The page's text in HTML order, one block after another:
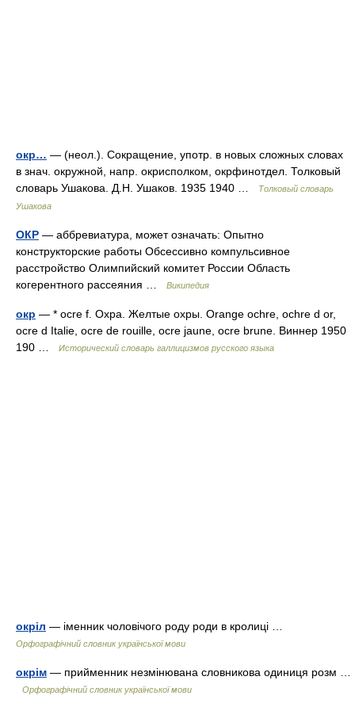
окр… — (неол.). Сокращение, употр. в новых сложных словах
в знач. окружной, напр. окрисполком, окрфинотдел. Толковый
словарь Ушакова. Д.Н. Ушаков. 1935 1940 …
Толковый словарь
Ушакова
ОКР — аббревиатура, может означать: Опытно
конструкторские работы Обсессивно компульсивное
расстройство Олимпийский комитет России Область
когерентного рассеяния …
Википедия
окр — * ocre f. Охра. Желтые охры. Orange ochre, ochre d or,
ocre d Italie, ocre de rouille, ocre jaune, ocre brune. Виннер 1950
190 …
Исторический словарь галлицизмов русского языка
окріл — іменник чоловічого роду роди в кролиці …
Орфографічний словник української мови
окрім — прийменник незмінювана словникова одиниця розм …
Орфографічний словник української мови